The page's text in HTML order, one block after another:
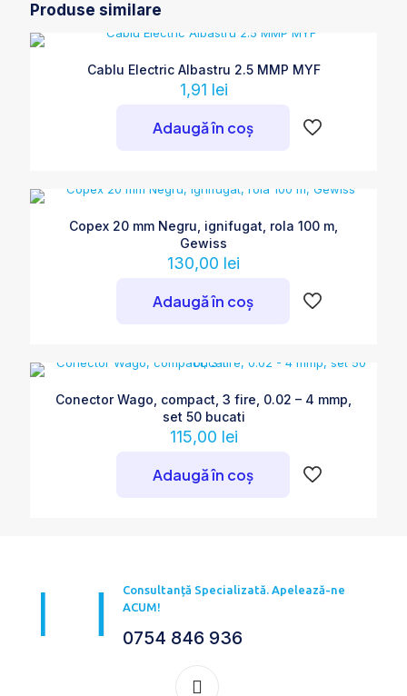
Produse similare
Cablu Electric Albastru 2.5 MMP MYF
1,91 lei
Adaugă în coș
Copex 20 mm Negru, ignifugat, rola 100 m,
Gewiss
130,00 lei
Adaugă în coș
Conector Wago, compact, 3 fire, 0.02 – 4 mmp,
set 50 bucati
115,00 lei
Adaugă în coș
Consultanță Specializată. Apelează-ne
ACUM!
0754 846 936